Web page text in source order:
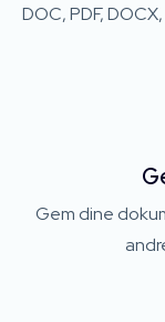
DOC, PDF,
Gem dine